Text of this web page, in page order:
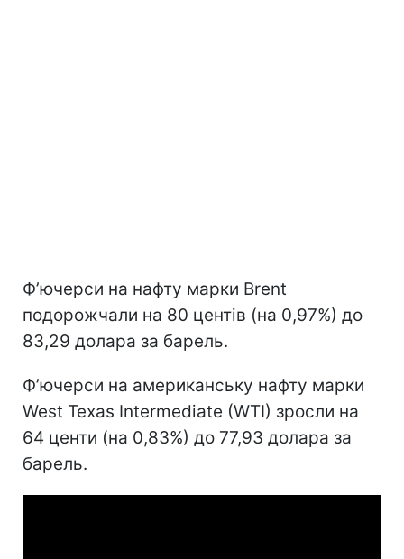
Ф’ючерси на нафту марки Brent
подорожчали на 80 центів (на 0,97%) до
83,29 долара за барель.
Ф’ючерси на американську нафту марки
West Texas Intermediate (WTI) зросли на
64 центи (на 0,83%) до 77,93 долара за
барель.